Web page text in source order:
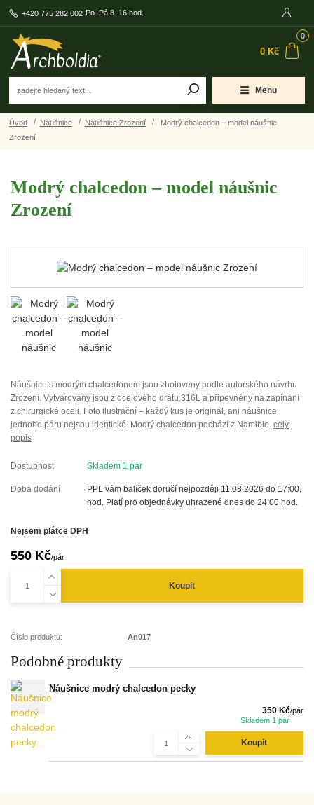
Menu
+420 775 282 002 Po–Pá 8–16 hod.
0
0 Kč
Úvod Náušnice Náušnice Zrození
Modrý chalcedon – model náušnic
Zrození
Modrý chalcedon – model náušnic
Zrození
Náušnice s modrým chalcedonem jsou zhotoveny podle autorského návrhu
Zrození. Vytvarovány jsou z ocelového drátu 316L a připevněny na zapínání
z chirurgické oceli. Foto ilustrační – každý kus je originál, ani náušnice
jednoho páru nejsou identické. Modrý chalcedon pochází z Namibie. celý
popis
Dostupnost Skladem 1 pár
Doba dodání
PPL vám balíček doručí nejpozději 11.08.2026 do 17:00.
hod. Platí pro objednávky uhrazené dnes do 24:00 hod.
Nejsem plátce DPH
550 Kč/pár
Koupit
Číslo produktu: An017
Podobné produkty
Náušnice modrý chalcedon pecky
350 Kč/pár
Skladem 1 pár
Koupit